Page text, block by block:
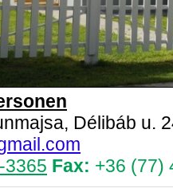
Délibáb u.
3365 Fax: +36 (77)